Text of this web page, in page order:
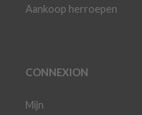
Aankoop herroepen
CONNEXION
Mijn